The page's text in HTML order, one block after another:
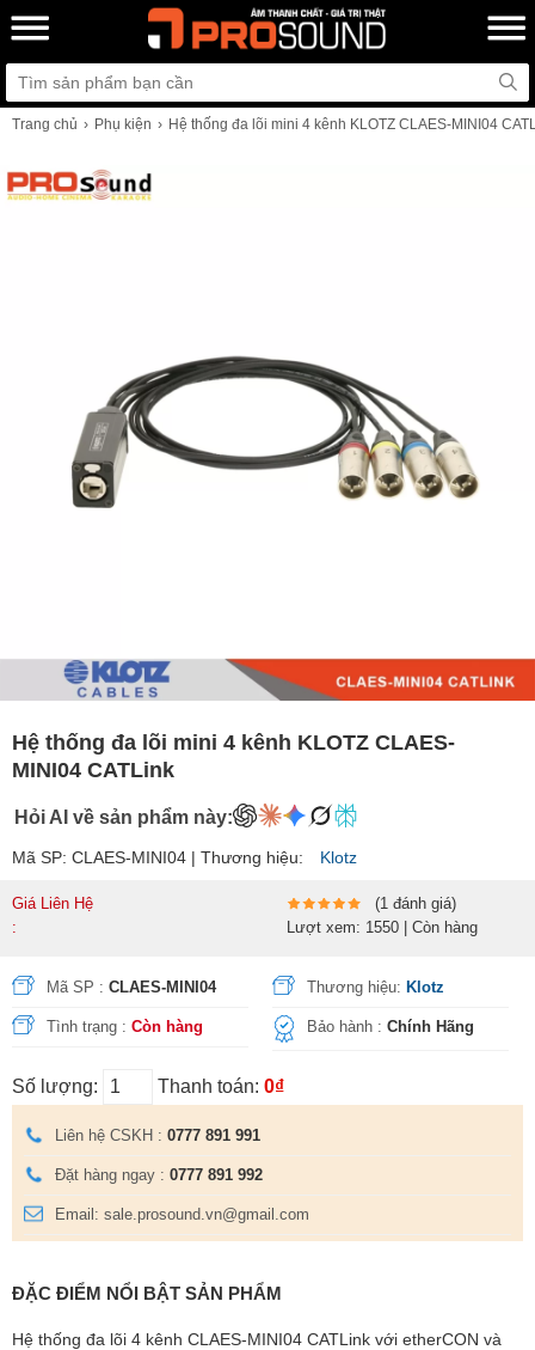
Trang chủ Phụ kiện Hệ thống đa lõi mini 4 kênh KLOTZ CLAES-MINI04
Hệ thống đa lõi mini 4 kênh KLOTZ CLAES-
MINI04 CATLink
Hỏi AI về sản phẩm này:
Mã SP: CLAES-MINI04 | Thương hiệu: Klotz
Giá Liên Hệ
:
(1 đánh giá)
Lượt xem: 1550 | Còn hàng
Mã SP : CLAES-MINI04 Thương hiệu: Klotz
Tình trạng : Còn hàng Bảo hành :Chính Hãng
Số lượng: Thanh toán: 0₫
Liên hệ CSKH : 0777 891 991
Đặt hàng ngay : 0777 891 992
Email: sale.prosound.vn@gmail.com
ĐẶC ĐIỂM NỔI BẬT SẢN PHẨM
Hệ thống đa lõi 4 kênh CLAES-MINI04 CATLink với etherCON và